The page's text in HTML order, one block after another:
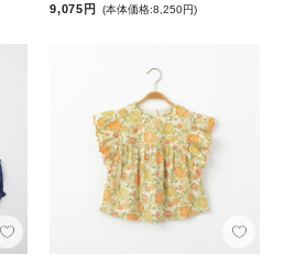
9,075円 (本体価格:8,250円)